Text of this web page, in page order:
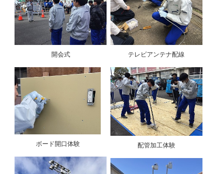
開会式 テレビアンテナ配線
ボード開口体験 配管加工体験